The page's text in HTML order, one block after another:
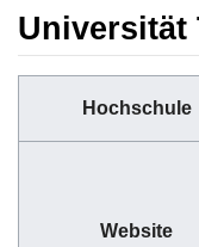
Universität
Hochschule
Website